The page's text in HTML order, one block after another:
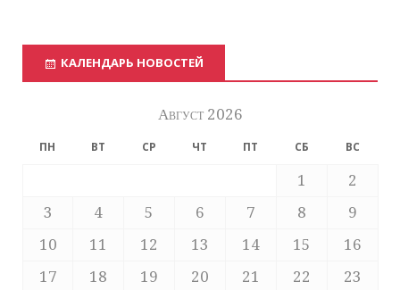
КАЛЕНДАРЬ НОВОСТЕЙ
Август 2026
ПН ВТ СР ЧТ ПТ СБ ВС
1
2
3
4 5 6 7 8
9
10
11 12 13 14 15
16
17
18 19 20 21 22
23